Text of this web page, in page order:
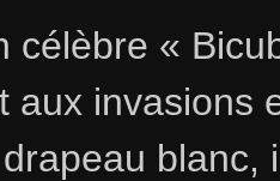
célèbre «
aux invasions
blanc,